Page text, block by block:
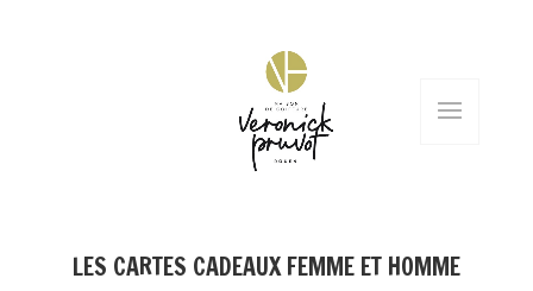
LES CARTES CADEAUX FEMME ET HOMME